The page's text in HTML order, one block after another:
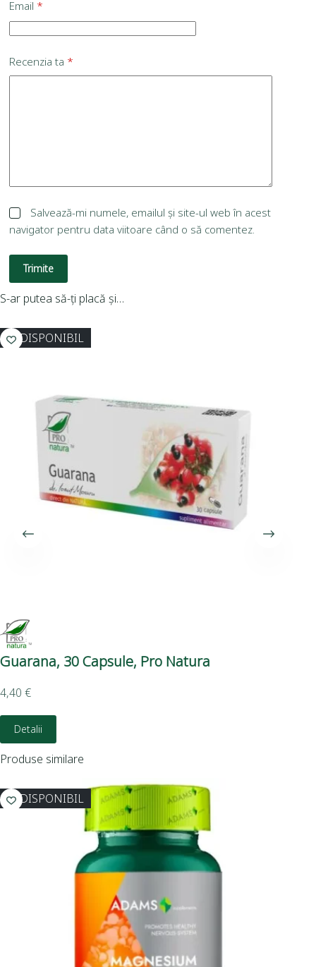
Email *
Recenzia ta *
Salvează-mi numele, emailul și site-ul web în acest
navigator pentru data viitoare când o să comentez.
Trimite
S-ar putea să-ți placă și…
INDISPONIBIL
Guarana, 30 Capsule, Pro Natura
4,40 €
Detalii
Produse similare
INDISPONIBIL